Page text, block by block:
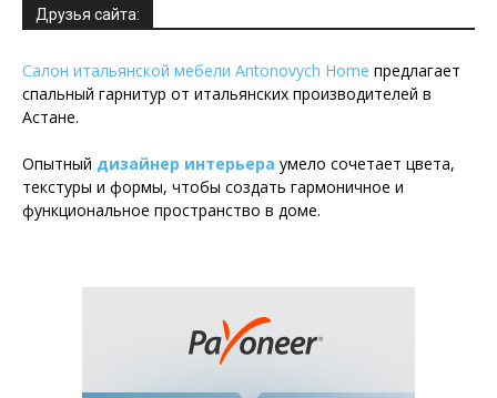
Друзья сайта:
Салон итальянской мебели Antonovych Home предлагает
спальный гарнитур от итальянских производителей в
Астане.
Опытный дизайнер интерьера умело сочетает цвета,
текстуры и формы, чтобы создать гармоничное и
функциональное пространство в доме.